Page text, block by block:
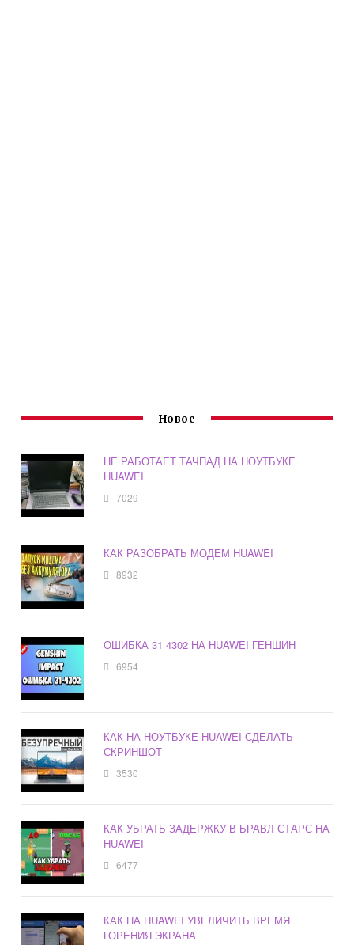
Новое
НЕ РАБОТАЕТ ТАЧПАД НА НОУТБУКЕ
HUAWEI
7029
КАК РАЗОБРАТЬ МОДЕМ HUAWEI
8932
ОШИБКА 31 4302 НА HUAWEI ГЕНШИН
6954
КАК НА НОУТБУКЕ HUAWEI СДЕЛАТЬ
СКРИНШОТ
3530
КАК УБРАТЬ ЗАДЕРЖКУ В БРАВЛ СТАРС НА
HUAWEI
6477
КАК НА HUAWEI УВЕЛИЧИТЬ ВРЕМЯ
ГОРЕНИЯ ЭКРАНА